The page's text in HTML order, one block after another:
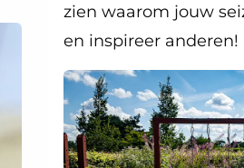
zien waarom jouw
en inspireer anderen!